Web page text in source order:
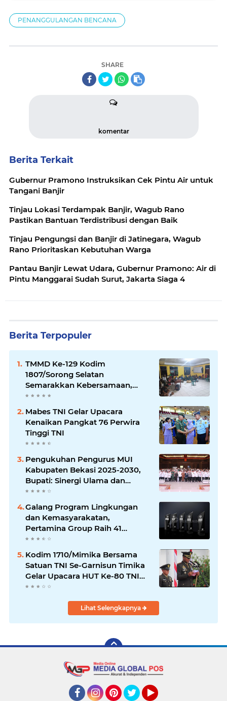
PENANGGULANGAN BENCANA
SHARE
komentar
Berita Terkait
Gubernur Pramono Instruksikan Cek Pintu Air untuk
Tangani Banjir
Tinjau Lokasi Terdampak Banjir, Wagub Rano
Pastikan Bantuan Terdistribusi dengan Baik
Tinjau Pengungsi dan Banjir di Jatinegara, Wagub
Rano Prioritaskan Kebutuhan Warga
Pantau Banjir Lewat Udara, Gubernur Pramono: Air di
Pintu Manggarai Sudah Surut, Jakarta Siaga 4
Berita Terpopuler
TMMD Ke-129 Kodim
1807/Sorong Selatan
Semarakkan Kebersamaan,
Anggota Satgas dan Warga
Kampung Sesor Seru-seruan
Nobar Final Piala Dunia 2026
Mabes TNI Gelar Upacara
Kenaikan Pangkat 76 Perwira
Tinggi TNI
Pengukuhan Pengurus MUI
Kabupaten Bekasi 2025-2030,
Bupati: Sinergi Ulama dan
Umara Sangat Diperlukan
Galang Program Lingkungan
dan Kemasyarakatan,
Pertamina Group Raih 41
Penghargaan CSR & ESG
Internasional
Kodim 1710/Mimika Bersama
Satuan TNI Se-Garnisun Timika
Gelar Upacara HUT Ke-80 TNI
Tahun 2025
Lihat Selengkapnya